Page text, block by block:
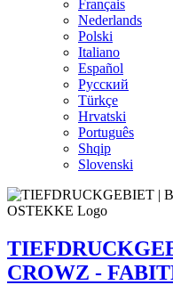
Français
Nederlands
Polski
Italiano
Español
Русский
Türkçe
Hrvatski
Português
Shqip
Slovenski
CROWZ -